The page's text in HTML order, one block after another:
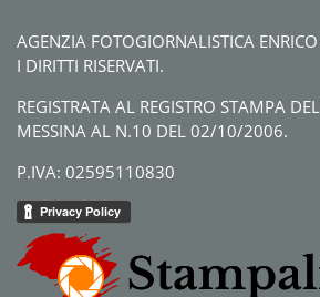
AGENZIA FOTOGIORNALISTICA
I DIRITTI RISERVATI.
REGISTRATA AL REGISTRO STAMPA
MESSINA AL N.10 DEL 02/10/2006.
P.IVA: 02595110830